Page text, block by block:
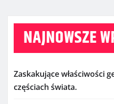
NAJNOWSZE
Zaskakujące właściwości
częściach świata.